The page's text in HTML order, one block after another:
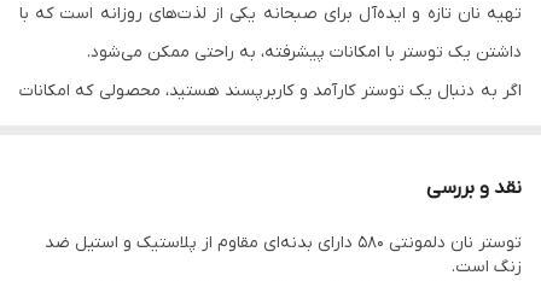
امکانات
فضای ذخیره سازی سیم - پایه ضد لغزش -
شدن - یخ زدایی - قابلیت تنظیم میزان برشتگی
تهیه نان تازه و ایده‌آل برای صبحانه یکی از لذت‌های روزانه است که با
داشتن یک توستر با امکانات پیشرفته، به راحتی ممکن می‌شود.
اگر به دنبال یک توستر کارآمد و کاربرپسند هستید، محصولی که امکانات
چون پلاستیک و استیل ضد زنگ، کشوی جمع‌ آوری خرده نان، دکمه
نقد و بررسی
توستر نان دلمونتی 580 دارای بدنه‌ای مقاوم از پلاستیک و استیل ضد
زنگ است.